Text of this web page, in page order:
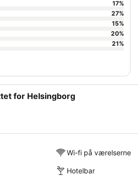
for Helsingborg
17%
27%
15%
20%
21%
Wi-fi på værelserne
Hotelbar